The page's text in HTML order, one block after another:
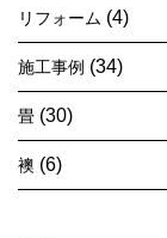
リフォーム (4)
施工事例 (34)
畳 (30)
襖 (6)